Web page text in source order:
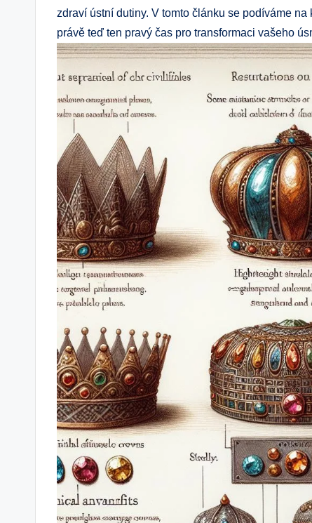
zdraví⁣ ústní dutiny. V tomto⁣ článku se podíváme
právě teď ten⁤ pravý čas‌ pro transformaci vašeho